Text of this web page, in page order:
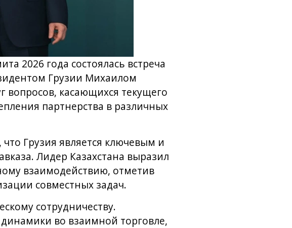
2026 года состоялась встреча
Грузии Михаилом
вопросов, касающихся текущего
партнерства в различных
Грузия является ключевым и
Лидер Казахстана выразил
взаимодействию, отметив
совместных задач.
сотрудничеству.
во взаимной торговле,